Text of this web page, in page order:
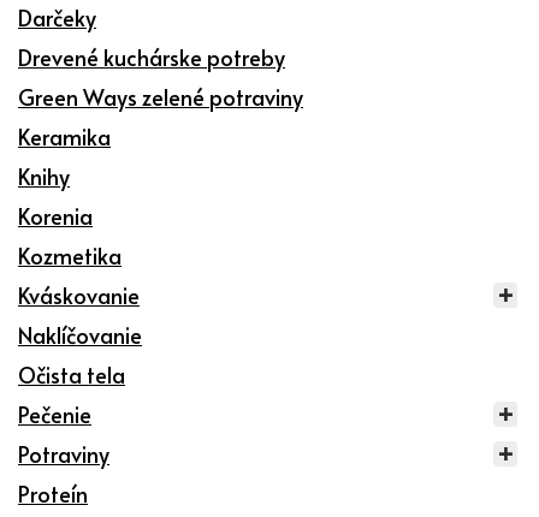
Darčeky
Drevené kuchárske potreby
Green Ways zelené potraviny
Keramika
Knihy
Korenia
Kozmetika
Kváskovanie
Naklíčovanie
Očista tela
Pečenie
Potraviny
Proteín